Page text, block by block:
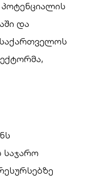
პოტენციალის
და
საქართველოს
საჯარო